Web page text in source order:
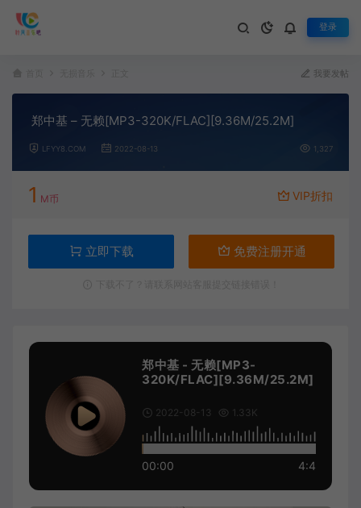
登录
我要发帖
郑中基 – 无赖[MP3-320K/FLAC][9.36M/25.2M]
LFYY8.COM 2022-08-13 1,327
1 M币 VIP折扣
立即下载 免费注册开通
郑中基 - 无赖[MP3-
320K/FLAC][9.36M/25.2M]
2022-08-13 1.33K
00:00 4:4